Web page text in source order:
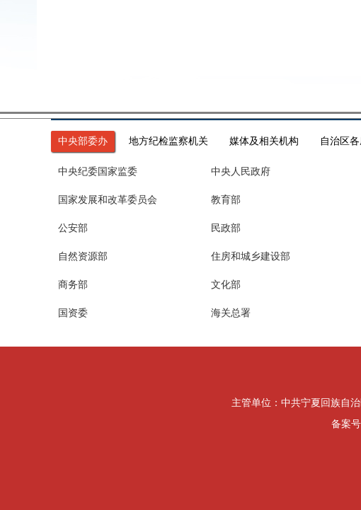
中央部委办 地方纪检监察机关 媒体及相关机构 自治区
中央纪委国家监委 中央人民政府
国家发展和改革委员会 教育部
公安部 民政部
自然资源部 住房和城乡建设部
商务部 文化部
国资委 海关总署
主管单位：中共宁夏回族自
备案号